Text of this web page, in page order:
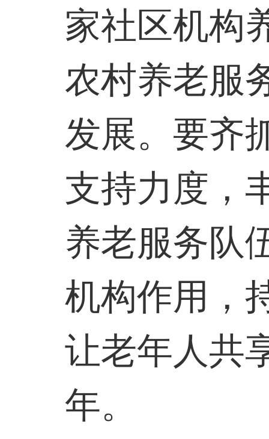
家社区机构
农村养老服
发展。要齐
支持力度，
养老服务队
机构作用，
让老年人共
年。